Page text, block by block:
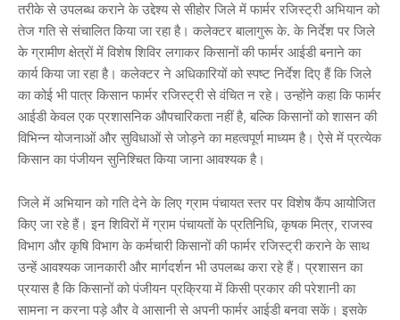
तरीके से उपलब्ध कराने के उद्देश्य से सीहोर जिले में फार्मर रजिस्ट्री अभियान को
तेज गति से संचालित किया जा रहा है। कलेक्टर बालागुरू के. के निर्देश पर जिले
के ग्रामीण क्षेत्रों में विशेष शिविर लगाकर किसानों की फार्मर आईडी बनाने का
कार्य किया जा रहा है। कलेक्टर ने अधिकारियों को स्पष्ट निर्देश दिए हैं कि जिले
का कोई भी पात्र किसान फार्मर रजिस्ट्री से वंचित न रहे। उन्होंने कहा कि फार्मर
आईडी केवल एक प्रशासनिक औपचारिकता नहीं है, बल्कि किसानों को शासन की
विभिन्न योजनाओं और सुविधाओं से जोड़ने का महत्वपूर्ण माध्यम है। ऐसे में प्रत्येक
किसान का पंजीयन सुनिश्चित किया जाना आवश्यक है।
जिले में अभियान को गति देने के लिए ग्राम पंचायत स्तर पर विशेष कैंप आयोजित
किए जा रहे हैं। इन शिविरों में ग्राम पंचायतों के प्रतिनिधि, कृषक मित्र, राजस्व
विभाग और कृषि विभाग के कर्मचारी किसानों की फार्मर रजिस्ट्री कराने के साथ
उन्हें आवश्यक जानकारी और मार्गदर्शन भी उपलब्ध करा रहे हैं। प्रशासन का
प्रयास है कि किसानों को पंजीयन प्रक्रिया में किसी प्रकार की परेशानी का
सामना न करना पड़े और वे आसानी से अपनी फार्मर आईडी बनवा सकें। इसके